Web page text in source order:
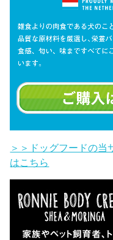
＞＞ドッグフードの当
はこちら